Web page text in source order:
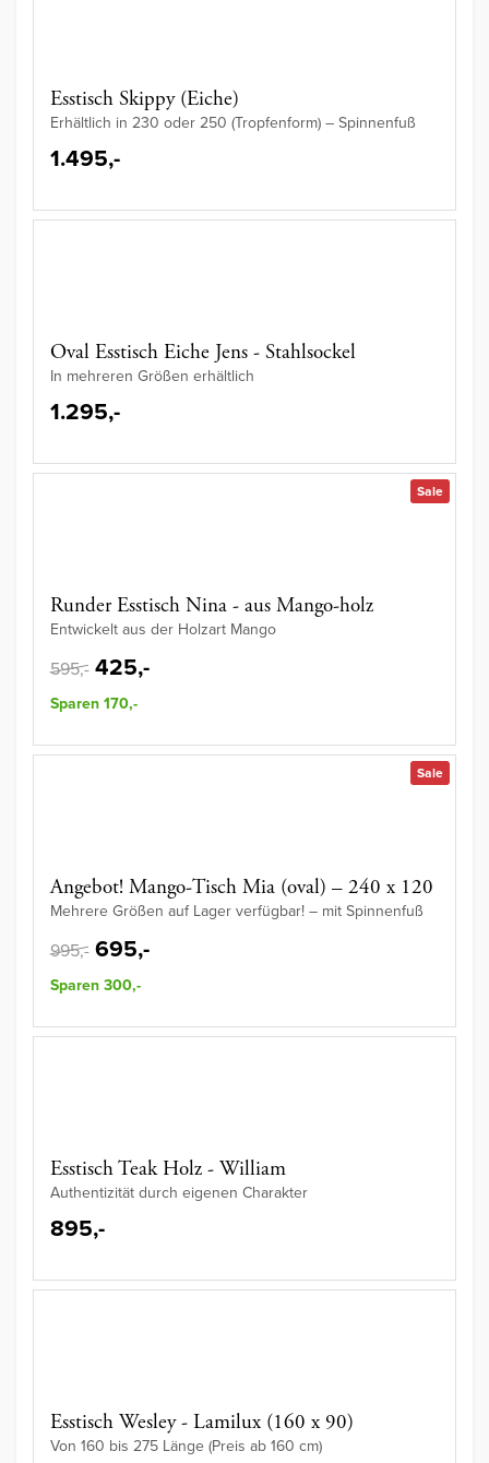
Esstisch Skippy (Eiche)
Erhältlich in 230 oder 250 (Tropfenform) – Spinnenfuß
1.495,-
Oval Esstisch Eiche Jens - Stahlsockel
In mehreren Größen erhältlich
1.295,-
Sale
Runder Esstisch Nina - aus Mango-holz
Entwickelt aus der Holzart Mango
595,- 425,-
Sparen 170,-
Sale
Angebot! Mango-Tisch Mia (oval) – 240 x 120
Mehrere Größen auf Lager verfügbar! – mit Spinnenfuß
995,- 695,-
Sparen 300,-
Esstisch Teak Holz - William
Authentizität durch eigenen Charakter
895,-
Esstisch Wesley - Lamilux (160 x 90)
Von 160 bis 275 Länge (Preis ab 160 cm)